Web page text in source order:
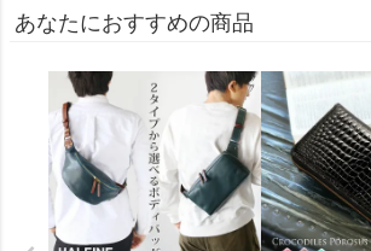
あなたにおすすめの商品